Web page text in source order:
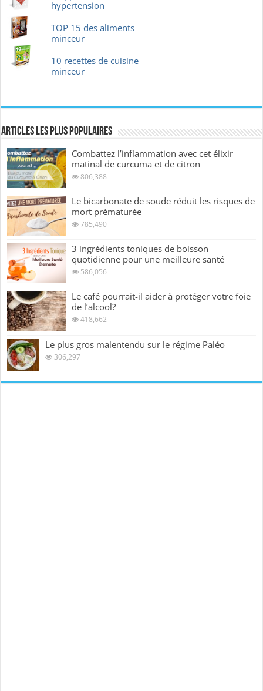
hypertension
TOP 15 des aliments
minceur
10 recettes de cuisine
minceur
Articles les plus Populaires
Combattez l’inflammation avec cet élixir
matinal de curcuma et de citron
806,388
Le bicarbonate de soude réduit les risques de
mort prématurée
785,490
3 ingrédients toniques de boisson
quotidienne pour une meilleure santé
586,056
Le café pourrait-il aider à protéger votre foie
de l’alcool?
418,662
Le plus gros malentendu sur le régime Paléo
306,297